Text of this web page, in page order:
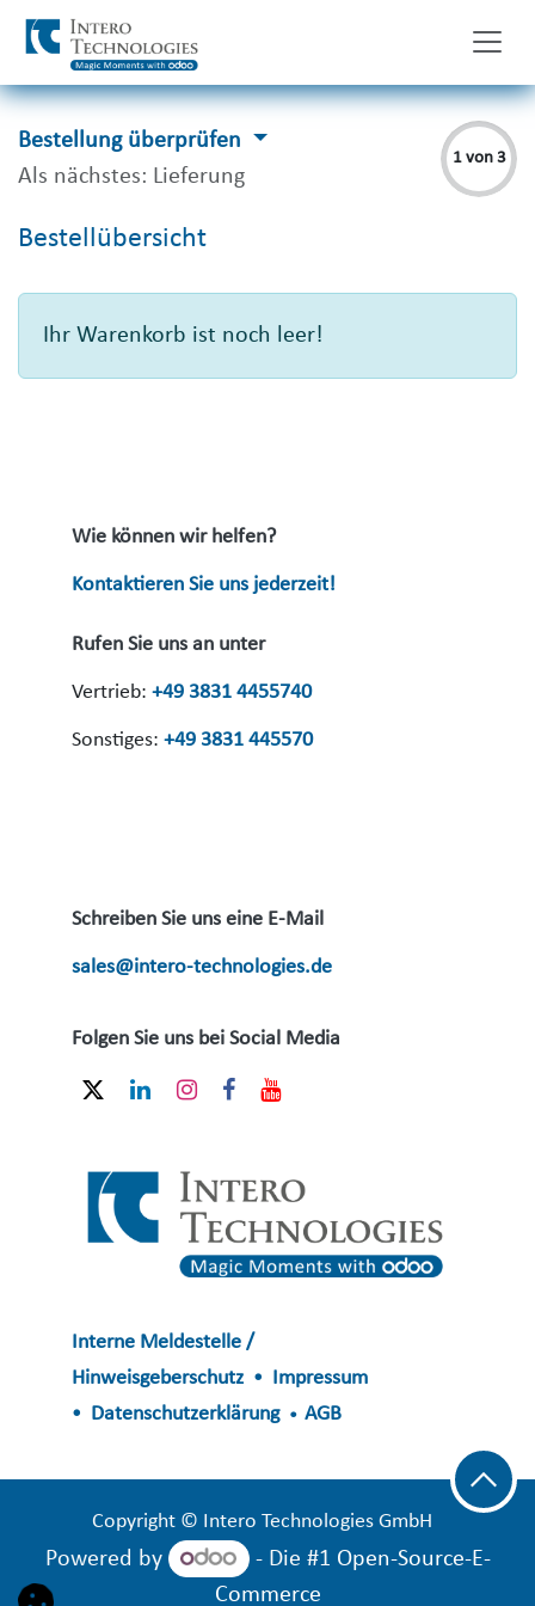
Zum Inhalt springen
Bestellung überprüfen
Als nächstes: Lieferung
1 von 3
Bestellübersicht
Ihr Warenkorb ist noch leer!
Wie können wir helfen?
Kontaktieren Sie uns jederzeit!
Rufen Sie uns an unter
Vertrieb: +49 3831 4455740
Sonstiges: +49 3831 445570
Schreiben Sie uns eine E-Mail
sales@intero-technologies.de
Folgen Sie uns bei Social Media
Interne Meldestelle /
Hinweisgeberschutz • Impressum
• Datenschutzerklärung • AGB
​​​​​​Copyright © Intero Technologies GmbH
Powered by - Die #1 Open-Source-E-
Commerce